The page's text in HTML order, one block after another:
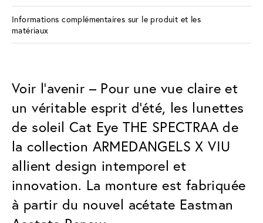
Informations complémentaires sur le produit et les
matériaux
Voir l’avenir – Pour une vue claire et
un véritable esprit d'été, les lunettes
de soleil Cat Eye THE SPECTRAA de
la collection ARMEDANGELS X VIU
allient design intemporel et
innovation. La monture est fabriquée
à partir du nouvel acétate Eastman